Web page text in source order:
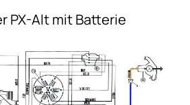
PX-Alt mit Batterie